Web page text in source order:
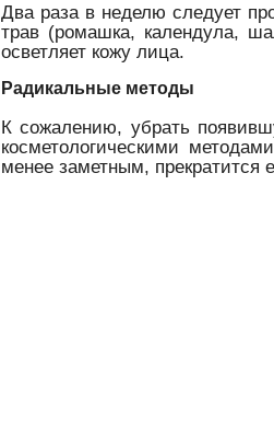
Два раза в неделю следует
трав (ромашка, календула,
осветляет кожу лица.
Радикальные методы
К сожалению, убрать
косметологическими
менее заметным, прекратится